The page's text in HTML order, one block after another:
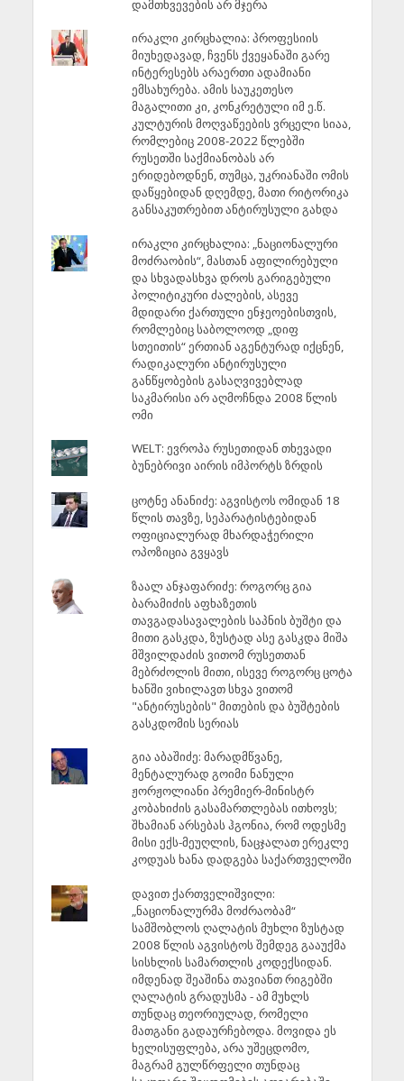
დამთხვევების არ მჯერა
ირაკლი კირცხალია: პროფესიის
მიუხედავად, ჩვენს ქვეყანაში გარე
ინტერესებს არაერთი ადამიანი
ემსახურება. ამის საუკეთესო
მაგალითი კი, კონკრეტული იმ ე.წ.
კულტურის მოღვაწეების ვრცელი სიაა,
რომლებიც 2008-2022 წლებში
რუსეთში საქმიანობას არ
ერიდებოდნენ, თუმცა, უკრიანაში ომის
დაწყებიდან დღემდე, მათი რიტორიკა
განსაკუთრებით ანტირუსული გახდა
ირაკლი კირცხალია: „ნაციონალური
მოძრაობის“, მასთან აფილირებული
და სხვადასხვა დროს გარიგებული
პოლიტიკური ძალების, ასევე
მდიდარი ქართული ენჯეოებისთვის,
რომლებიც საბოლოოდ „დიფ
სთეითის“ ერთიან აგენტურად იქცნენ,
რადიკალური ანტირუსული
განწყობების გასაღვივებლად
საკმარისი არ აღმოჩნდა 2008 წლის
ომი
WELT: ევროპა რუსეთიდან თხევადი
ბუნებრივი აირის იმპორტს ზრდის
ცოტნე ანანიძე: აგვისტოს ომიდან 18
წლის თავზე, სეპარატისტებიდან
ოფიციალურად მხარდაჭერილი
ოპოზიცია გვყავს
ზაალ ანჯაფარიძე: როგორც გია
ბარამიძის აფხაზეთის
თავგადასავალების საპნის ბუშტი და
მითი გასკდა, ზუსტად ასე გასკდა მიშა
მშვილდაძის ვითომ რუსეთთან
მებრძოლის მითი, ისევე როგორც ცოტა
ხანში ვიხილავთ სხვა ვითომ
"ანტირუსების" მითების და ბუშტების
გასკდომის სერიას
გია აბაშიძე: მარადმწვანე,
მენტალურად გოიმი ნანული
ჟორჟოლიანი პრემიერ-მინისტრ
კობახიძის გასამართლებას ითხოვს;
შხამიან არსებას ჰგონია, რომ ოდესმე
მისი ექს-მეუღლის, ნაცჯალათ ერეკლე
კოდუას ხანა დადგება საქართველოში
დავით ქართველიშვილი:
„ნაციონალურმა მოძრაობამ“
სამშობლოს ღალატის მუხლი ზუსტად
2008 წლის აგვისტოს შემდეგ გააუქმა
სისხლის სამართლის კოდექსიდან.
იმდენად შეაშინა თავიანთ რიგებში
ღალატის გრადუსმა - ამ მუხლს
თუნდაც თეორიულად, რომელი
მათგანი გადაურჩებოდა. მოვიდა ეს
ხელისუფლება, არა უშეცდომო,
მაგრამ გულწრფელი თუნდაც